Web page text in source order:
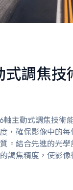
式調焦技
主動式調焦技術
，確保影像中的
。結合先進的光
調焦精度，使影像